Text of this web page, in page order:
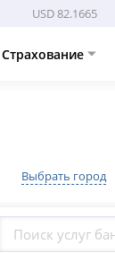
USD 82.1665
Страхование
Выбрать город